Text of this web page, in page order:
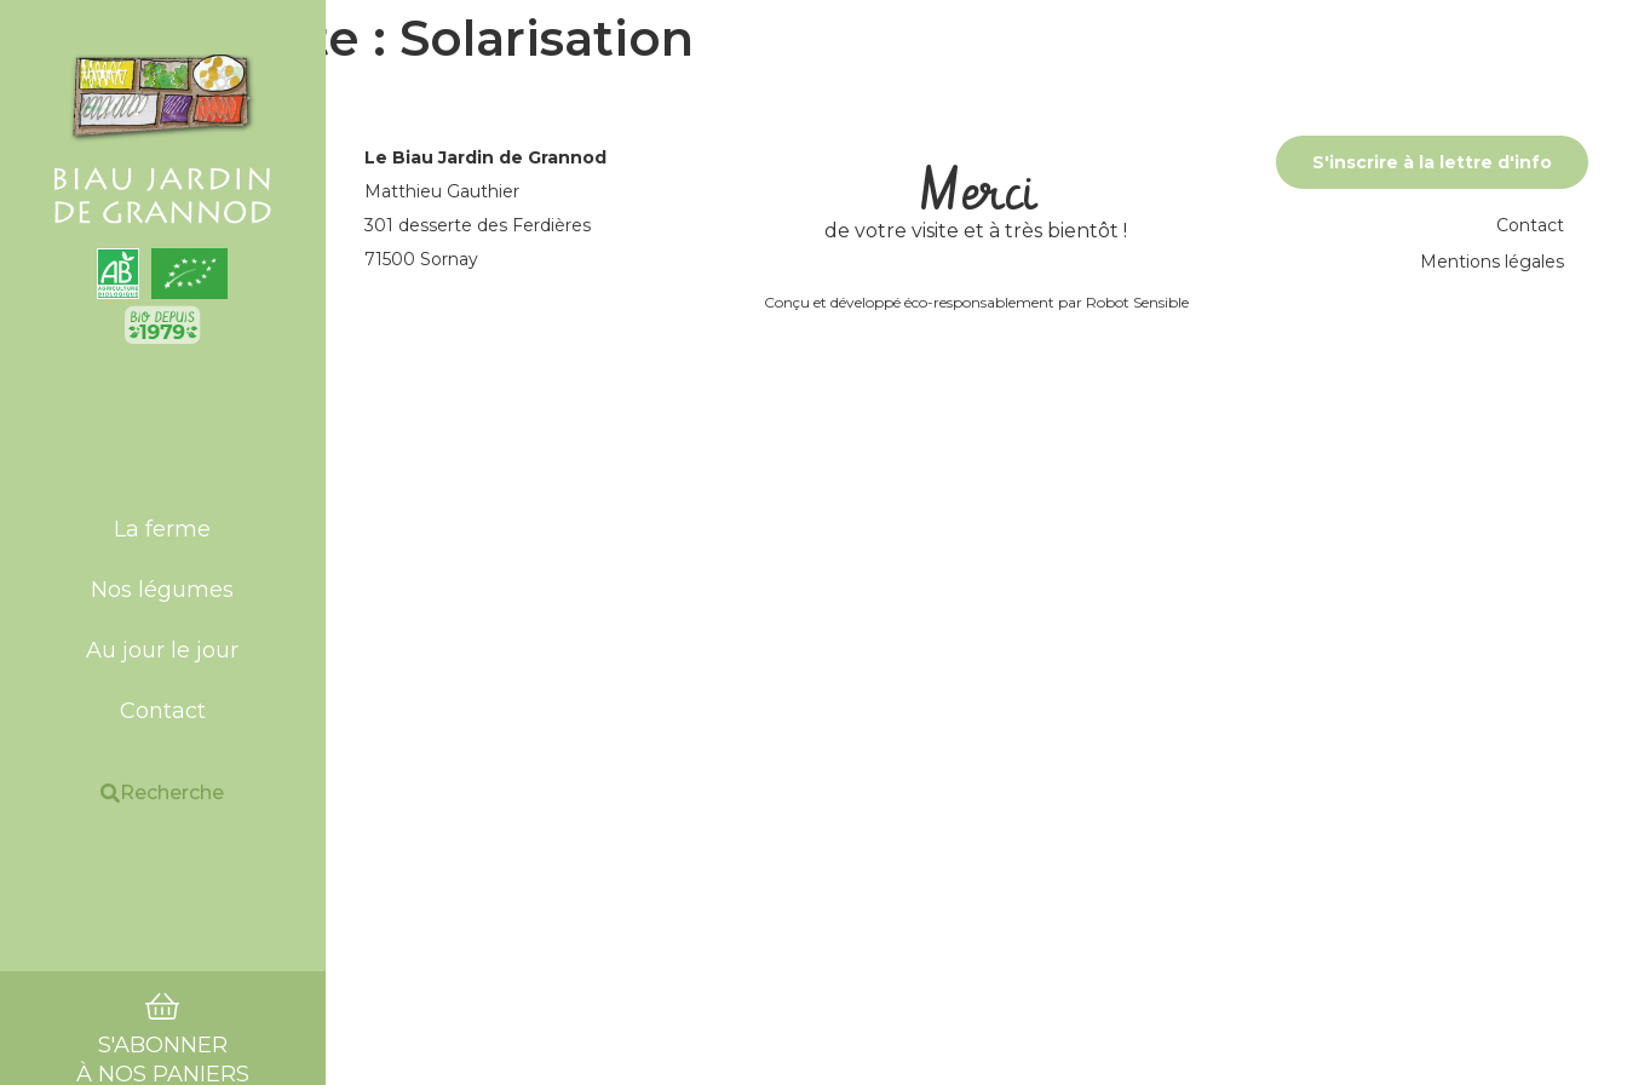
La ferme
Nos légumes
Au jour le jour
Contact
Recherche
S'ABONNER
À NOS PANIERS
Étiquette : Solarisation
Le Biau Jardin de Grannod
Matthieu Gauthier
301 desserte des Ferdières
71500 Sornay
Merci
de votre visite et à très bientôt !
S'inscrire à la lettre d'info
Contact
Mentions légales
Conçu et développé éco-responsablement par Robot Sensible